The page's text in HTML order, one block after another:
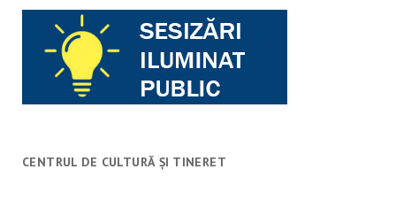
CENTRUL DE CULTURĂ ȘI TINERET